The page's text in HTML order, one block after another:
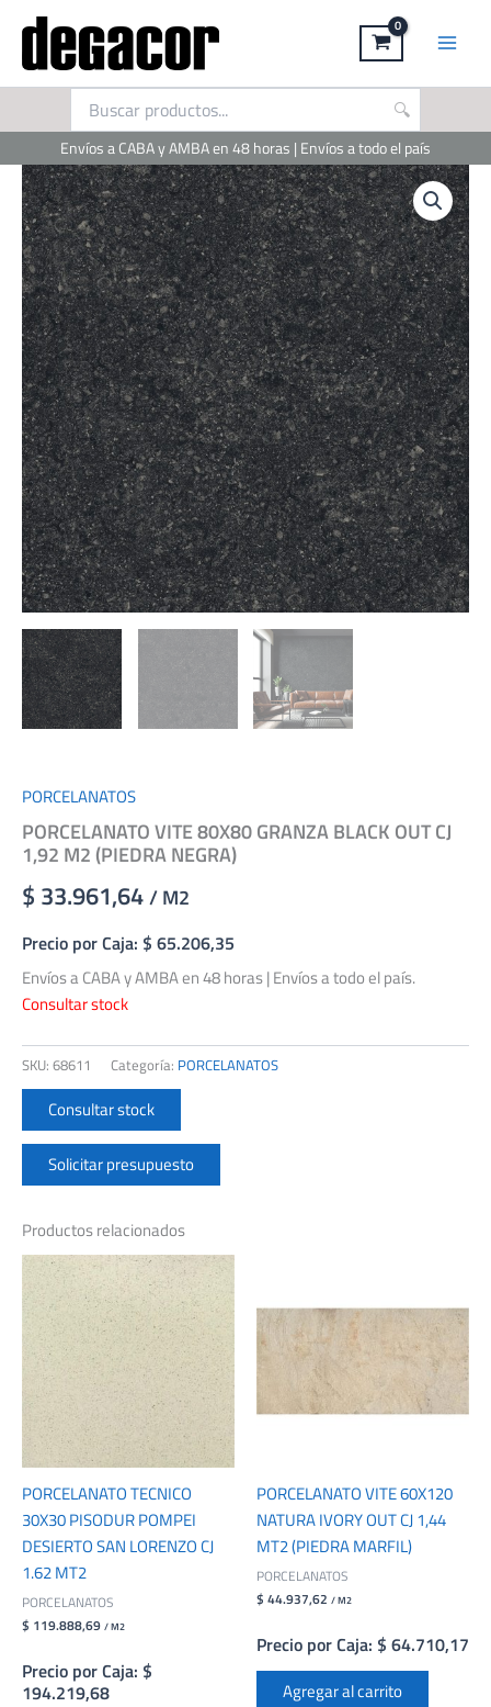
contenido
Envíos a CABA y AMBA en 48 horas | Envíos a todo el país
PORCELANATOS
PORCELANATO VITE 80X80 GRANZA BLACK OUT CJ
1,92 M2 (PIEDRA NEGRA)
$ 33.961,64/ M2
Precio por Caja: $ 65.206,35
Envíos a CABA y AMBA en 48 horas | Envíos a todo el país.
Consultar stock
SKU: 68611 Categoría: PORCELANATOS
Consultar stock
Solicitar presupuesto
Productos relacionados
PORCELANATO TECNICO
30X30 PISODUR POMPEI
DESIERTO SAN LORENZO CJ
1.62 MT2
PORCELANATOS
$ 119.888,69 / M2
Precio por Caja: $
194.219,68
PORCELANATO VITE 60X120
NATURA IVORY OUT CJ 1,44
MT2 (PIEDRA MARFIL)
PORCELANATOS
$ 44.937,62 / M2
Precio por Caja: $ 64.710,17
Agregar al carrito